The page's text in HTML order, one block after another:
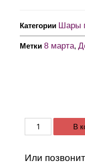
В
Или
Категории Шары
Метки 8 марта,